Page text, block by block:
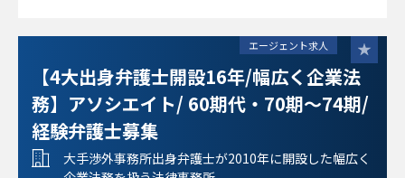
エージェント求人
【4大出身弁護士開設16年/幅広く企業法
務】アソシエイト/ 60期代・70期～74期/
経験弁護士募集
大手渉外事務所出身弁護士が2010年に開設した幅広く